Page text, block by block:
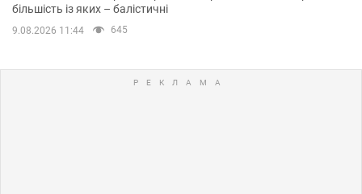
більшість із яких – балістичні
9.08.2026 11:44 645